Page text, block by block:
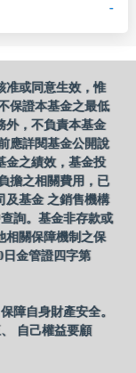
-
准或同意生效，惟
保證本基金之最低
外，不負責本基金
應詳閱基金公開說
金之績效，基金投
擔之相關費用，已
及基金 之銷售機構
詢。基金非存款或
相關保障機制之保
日金管證四字第
障自身財產安全。
自己權益要顧